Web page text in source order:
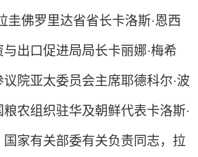
圭佛罗里达省省长卡洛斯·恩西
出口促进局局长卡丽娜·梅希
院亚太委员会主席耶德科尔·波
农组织驻华及朝鲜代表卡洛斯·
国家有关部委有关负责同志，拉